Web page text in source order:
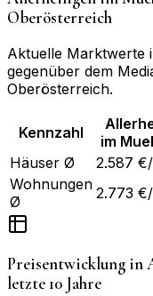
Oberösterreich
Aktuelle Marktwerte
gegenüber dem
Oberösterreich.
Kennzahl
im
Häuser Ø
2.587
Wohnungen
Ø
2.773
Preisentwicklung in
letzte 10 Jahre